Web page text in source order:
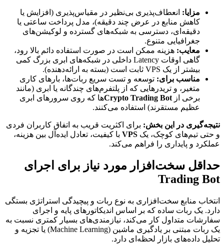
مزایا: انعطاف‌پذیری بی‌نظیر در مقیاس‌پذیری (افزایش یا
کاهش منابع در عرض چند دقیقه)، مدل پرداخت ساعتی یا
دقیقه‌ای، دسترسی به شبکه‌های گسترده و لوکیشن‌های
جغرافیایی متنوع.
معایب: هزینه ممکن است در صورت استفاده دائم بالا رود،
گاهی اوقات Latency داخلی در شبکه‌های ابری بزرگ کمی
بیشتر از یک VPS ثابت است (بسته به ارائه‌دهنده).
مناسب برای: توسعه و تست سریع ربات‌ها، بارهای کاری
متغیر، و تریدرهایی که از پلتفرم‌های چندگانه یا ابری (مانند
برخی از Crypto Trading Botها که روی سرورهای ابری
عظیم مستقرند) استفاده می‌کنند.
نتیجه‌گیری در این بخش: برای اکثریت قریب به اتفاق کاربران فردی
و حتی تیم‌های کوچک، یک VPS با کیفیت، تعادل ایده‌آل بین هزینه،
عملکرد و پایداری را فراهم می‌کند.
حداقل سخت‌افزار مورد نیاز برای اجرای
Trading Bot
انتخاب منابع سخت‌افزاری به نوع ربات و پیچیدگی استراتژی بستگی
دارد. یک ربات ساده که بر اساس اندیکاتورهای پایه و اجرای
سفارشات متداول کار می‌کند، نیازمندی‌های بسیار کمتری نسبت به
یک ربات مبتنی بر یادگیری ماشین (Machine Learning) یا تجزیه و
تحلیل داده‌های بازار لحظه‌ای دارد.